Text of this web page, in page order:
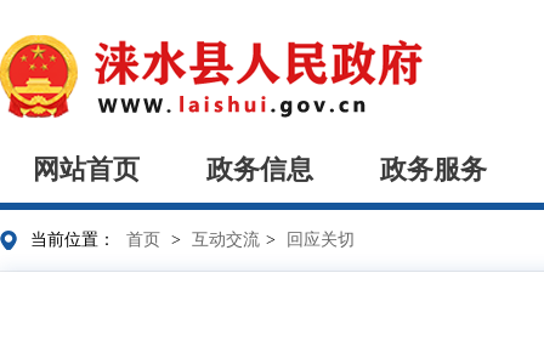
网站首页 政务信息 政务服务
当前位置： 首页 > 互动交流 > 回应关切